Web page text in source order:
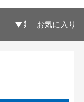
製品仕様
お気に入り